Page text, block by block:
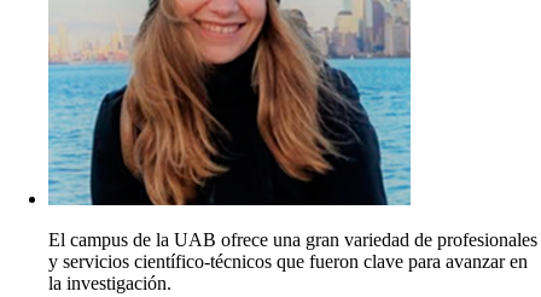
El campus de la UAB ofrece una gran variedad de profesionales
y servicios científico-técnicos que fueron clave para avanzar en
la investigación.